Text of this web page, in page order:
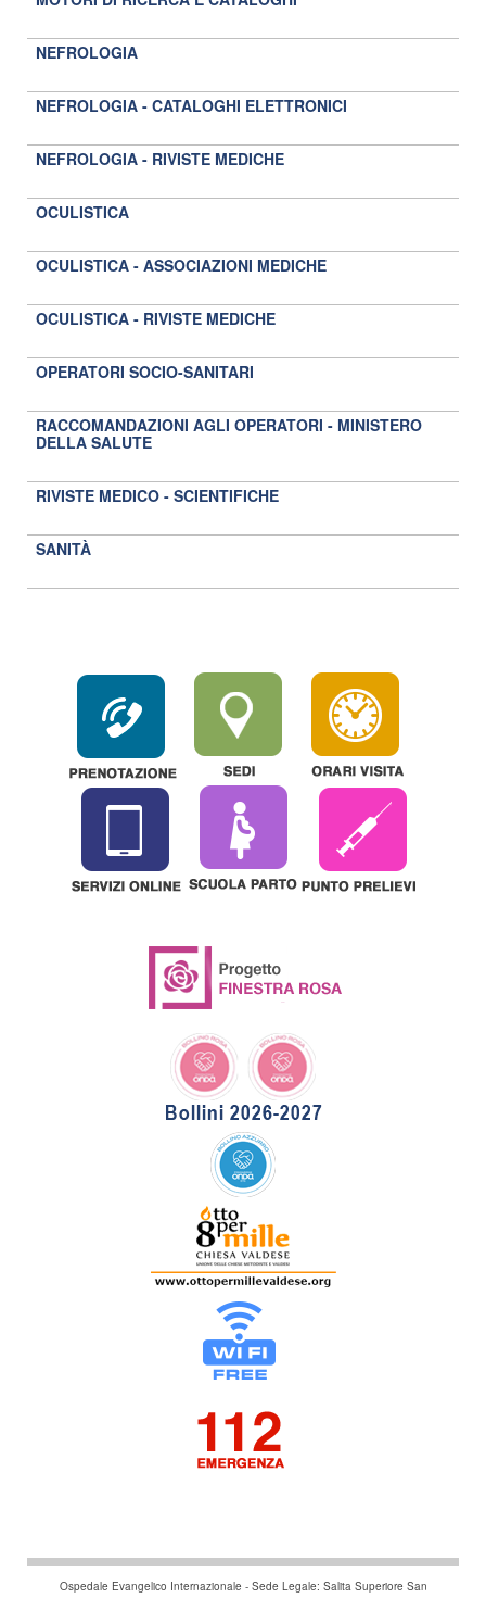
NEFROLOGIA
NEFROLOGIA - CATALOGHI ELETTRONICI
NEFROLOGIA - RIVISTE MEDICHE
OCULISTICA
OCULISTICA - ASSOCIAZIONI MEDICHE
OCULISTICA - RIVISTE MEDICHE
OPERATORI SOCIO-SANITARI
RACCOMANDAZIONI AGLI OPERATORI - MINISTERO
DELLA SALUTE
RIVISTE MEDICO - SCIENTIFICHE
SANITÀ
Ospedale Evangelico Internazionale - Sede Legale: Salita Superiore San